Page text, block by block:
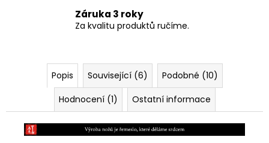
Záruka 3 roky
Popis Související (6)
Podobné (10)
Hodnocení (1)
Ostatní informace